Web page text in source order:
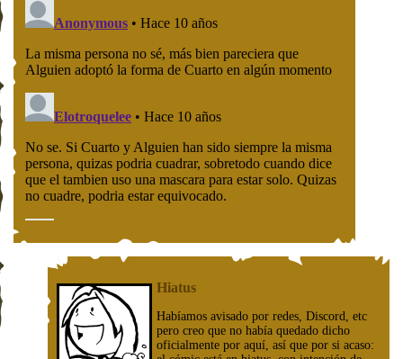
Hiatus
Habíamos avisado por redes, Discord, etc
pero creo que no había quedado dicho
oficialmente por aquí, así que por si acaso: